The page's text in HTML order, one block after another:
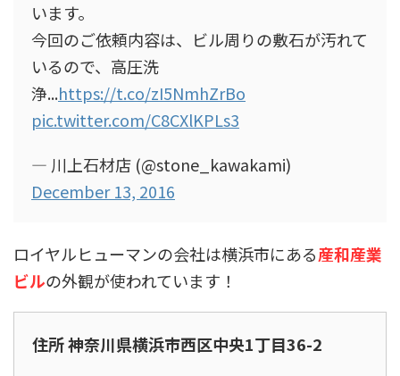
います。
今回のご依頼内容は、ビル周りの敷石が汚れて
いるので、高圧洗
浄...https://t.co/zI5NmhZrBo
pic.twitter.com/C8CXlKPLs3
— 川上石材店 (@stone_kawakami)
December 13, 2016
ロイヤルヒューマンの会社は横浜市にある産和産業
ビルの外観が使われています！
住所 神奈川県横浜市西区中央1丁目36-2